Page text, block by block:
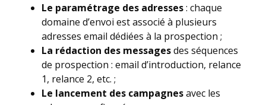
Le paramétrage des adresses: chaque
domaine d’envoi est associé à plusieurs
adresses email dédiées à la prospection ;
La rédaction des messagesdes séquences
de prospection : email d’introduction, relance
1, relance 2, etc. ;
Le lancement des campagnesavec les